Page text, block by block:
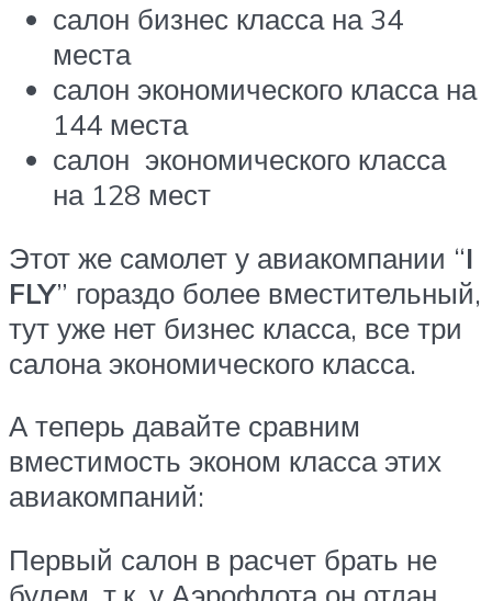
салон бизнес класса на 34
места
салон экономического класса на
144 места
салон экономического класса
на 128 мест
Этот же самолет у авиакомпании “I
FLY” гораздо более вместительный,
тут уже нет бизнес класса, все три
салона экономического класса.
А теперь давайте сравним
вместимость эконом класса этих
авиакомпаний:
Первый салон в расчет брать не